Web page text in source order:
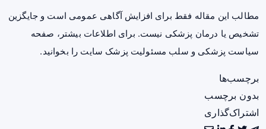
مطالب این مقاله فقط برای افزایش آگاهی عمومی است و جایگزین
تشخیص یا درمان پزشکی نیست. برای اطلاعات بیشتر، صفحه
سیاست پزشکی و سلب مسئولیت پزشک سایت را بخوانید.
برچسب‌ها
بدون برچسب
اشتراک‌گذاری